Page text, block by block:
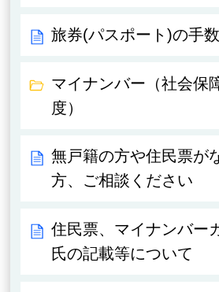
旅券(パスポート)の手
マイナンバー（社会保
度）
無戸籍の方や住民票が
方、ご相談ください
住民票、マイナンバー
氏の記載等について